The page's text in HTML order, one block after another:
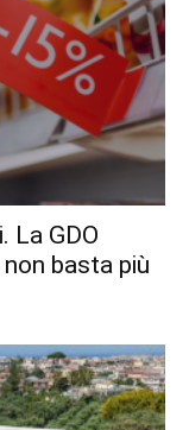
La GDO
basta più